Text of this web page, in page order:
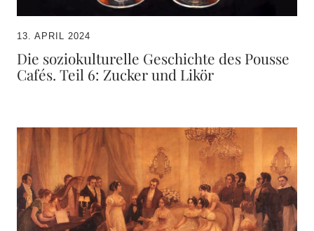
13. APRIL 2024
Die soziokulturelle Geschichte des Pousse
Cafés. Teil 6: Zucker und Likör